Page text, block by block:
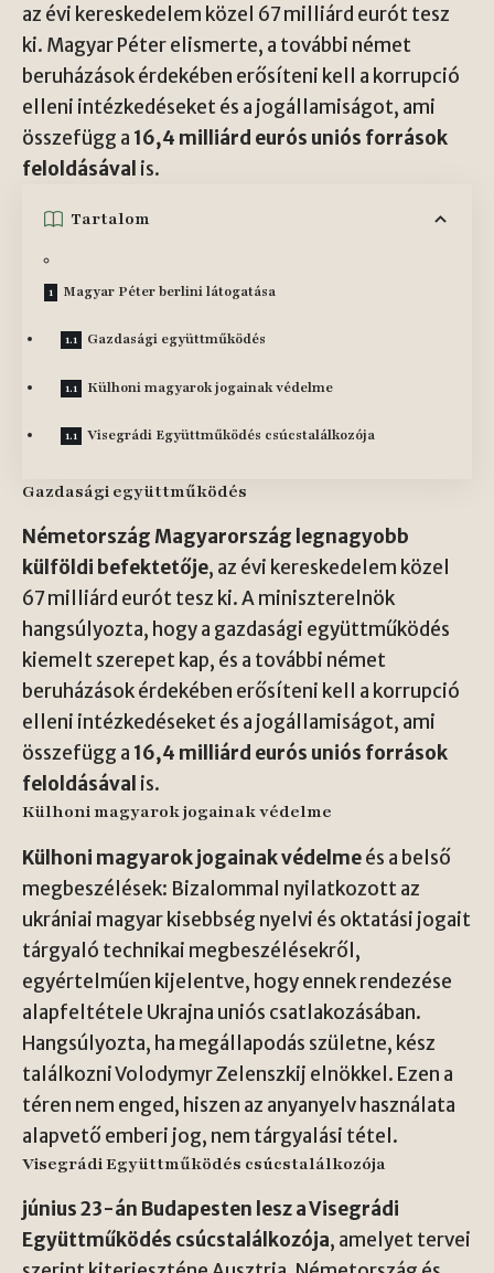
az évi kereskedelem közel 67 milliárd eurót tesz
ki. Magyar Péter elismerte, a további német
beruházások érdekében erősíteni kell a korrupció
elleni intézkedéseket és a jogállamiságot, ami
összefügg a 16,4 milliárd eurós uniós források
feloldásával is.
Tartalom
Magyar Péter berlini látogatása
Gazdasági együttműködés
Külhoni magyarok jogainak védelme
Visegrádi Együttműködés csúcstalálkozója
Gazdasági együttműködés
Németország Magyarország legnagyobb
külföldi befektetője, az évi kereskedelem közel
67 milliárd eurót tesz ki. A miniszterelnök
hangsúlyozta, hogy a gazdasági együttműködés
kiemelt szerepet kap, és a további német
beruházások érdekében erősíteni kell a korrupció
elleni intézkedéseket és a jogállamiságot, ami
összefügg a 16,4 milliárd eurós uniós források
feloldásával is.
Külhoni magyarok jogainak védelme
Külhoni magyarok jogainak védelmeés a belső
megbeszélések: Bizalommal nyilatkozott az
ukrániai magyar kisebbség nyelvi és oktatási jogait
tárgyaló technikai megbeszélésekről,
egyértelműen kijelentve, hogy ennek rendezése
alapfeltétele Ukrajna uniós csatlakozásában.
Hangsúlyozta, ha megállapodás születne, kész
találkozni Volodymyr Zelenszkij elnökkel. Ezen a
téren nem enged, hiszen az anyanyelv használata
alapvető emberi jog, nem tárgyalási tétel.
Visegrádi Együttműködés csúcstalálkozója
június 23-án Budapesten lesz a Visegrádi
Együttműködés csúcstalálkozója, amelyet tervei